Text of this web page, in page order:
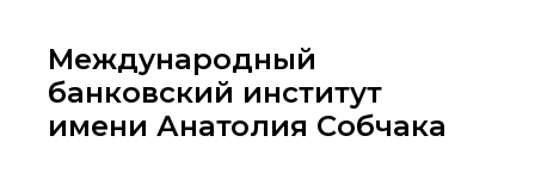
Международный
банковский институт
имени Анатолия Собчака